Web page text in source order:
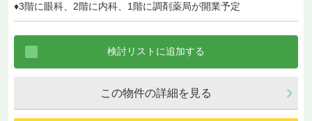
♦3階に眼科、2階に内科、1階に調剤薬局が開業予定
この物件の詳細を見る